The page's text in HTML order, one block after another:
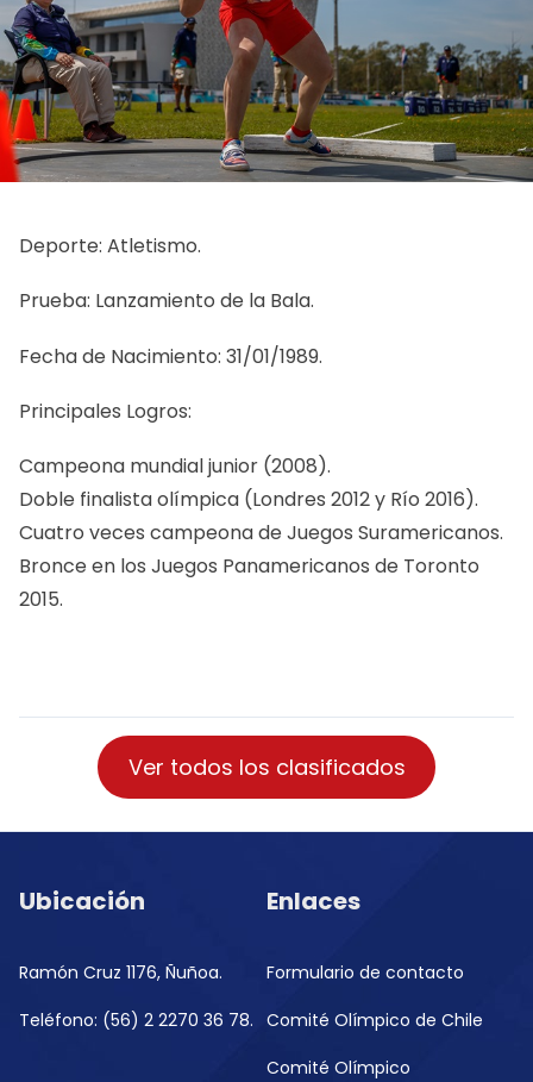
Deporte: Atletismo.
Prueba: Lanzamiento de la Bala.
Fecha de Nacimiento: 31/01/1989.
Principales Logros:
Campeona mundial junior (2008).
Doble finalista olímpica (Londres 2012 y Río 2016).
Cuatro veces campeona de Juegos Suramericanos.
Bronce en los Juegos Panamericanos de Toronto
2015.
Ver todos los clasificados
Ubicación
Ramón Cruz 1176, Ñuñoa.
Teléfono: (56) 2 2270 36 78.
Enlaces
Formulario de contacto
Comité Olímpico de Chile
Comité Olímpico